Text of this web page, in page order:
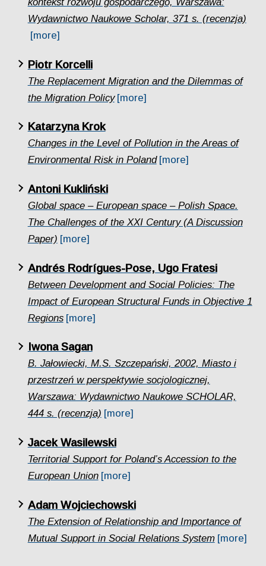
Wydawnictwo Naukowe Scholar, 371 s. (recenzja)
[more]
Piotr Korcelli
The Replacement Migration and the Dilemmas of
the Migration Policy [more]
Katarzyna Krok
Changes in the Level of Pollution in the Areas of
Environmental Risk in Poland [more]
Antoni Kukliński
Global space – European space – Polish Space.
The Challenges of the XXI Century (A Discussion
Paper) [more]
Andrés Rodrígues-Pose, Ugo Fratesi
Between Development and Social Policies: The
Impact of European Structural Funds in Objective 1
Regions [more]
Iwona Sagan
B. Jałowiecki, M.S. Szczepański, 2002, Miasto i
przestrzeń w perspektywie socjologicznej,
Warszawa: Wydawnictwo Naukowe SCHOLAR,
444 s. (recenzja) [more]
Jacek Wasilewski
Territorial Support for Poland’s Accession to the
European Union [more]
Adam Wojciechowski
The Extension of Relationship and Importance of
Mutual Support in Social Relations System [more]